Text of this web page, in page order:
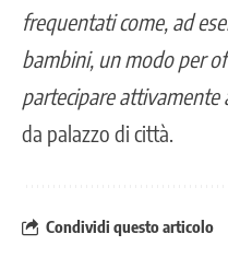
frequentati come, ad
bambini, un modo per
partecipare attivamente
da palazzo di città.
Condividi questo articolo